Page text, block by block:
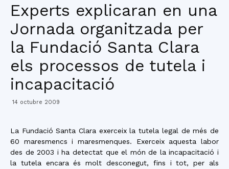
Comarcal
del
Experts explicaran en una
Jornada organitzada per
la Fundació Santa Clara
els processos de tutela i
incapacitació
14 octubre 2009
La Fundació Santa Clara exerceix la tutela legal de més de
60 maresmencs i maresmenques. Exerceix aquesta labor
des de 2003 i ha detectat que el món de la incapacitació i
la tutela encara és molt desconegut, fins i tot, per als